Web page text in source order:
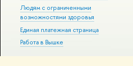
Людям с ограниченными
возможностями здоровья
Единая платежная страница
Работа в Вышке